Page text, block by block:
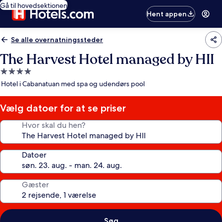
Gå til hovedsektionen
Hent appen
Se alle overnatningssteder
The Harvest Hotel managed by HII
4.0-
stjernet
Hotel i Cabanatuan med spa og udendørs pool
Vælg datoer for at se priser
Hvor skal du hen?
Datoer
Gæster